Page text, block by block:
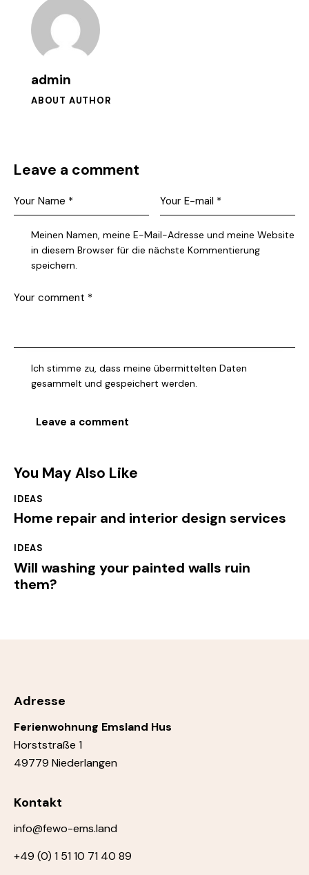
admin
ABOUT AUTHOR
Leave a comment
Meinen Namen, meine E-Mail-Adresse und meine Website
in diesem Browser für die nächste Kommentierung
speichern.
Ich stimme zu, dass meine übermittelten Daten
gesammelt und gespeichert werden.
You May Also Like
IDEAS
Home repair and interior design services
IDEAS
Will washing your painted walls ruin
them?
Adresse
Ferienwohnung Emsland Hus
Horststraße 1
49779 Niederlangen
Kontakt
info@fewo-ems.land
+49 (0) 1 51 10 71 40 89